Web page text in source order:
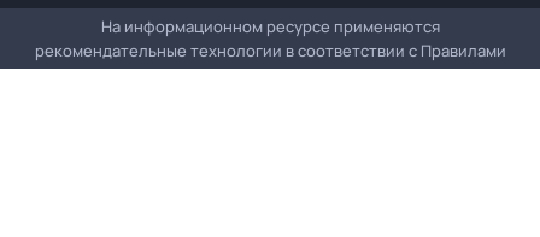
На информационном ресурсе применяются
рекомендательные технологии в соответствии с Правилами